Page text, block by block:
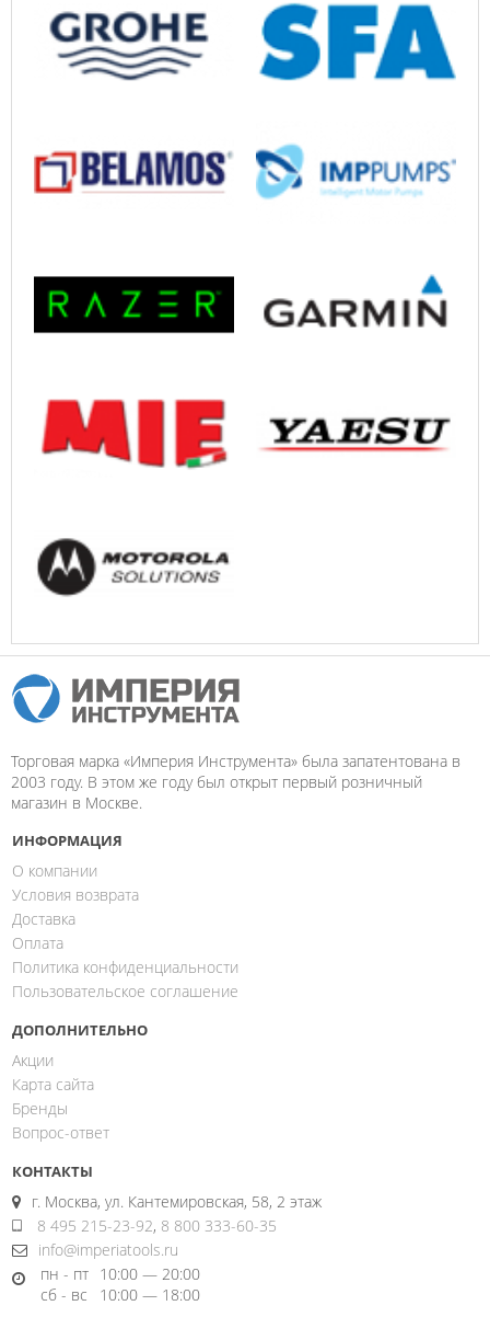
Торговая марка «Империя Инструмента» была запатентована в
2003 году. В этом же году был открыт первый розничный
магазин в Москве.
ИНФОРМАЦИЯ
О компании
Условия возврата
Доставка
Оплата
Политика конфиденциальности
Пользовательское соглашение
ДОПОЛНИТЕЛЬНО
Акции
Карта сайта
Бренды
Вопрос-ответ
КОНТАКТЫ
г. Москва, ул. Кантемировская, 58, 2 этаж
8 495 215-23-92, 8 800 333-60-35
info@imperiatools.ru
пн - пт 10:00 — 20:00
сб - вс
10:00 — 18:00